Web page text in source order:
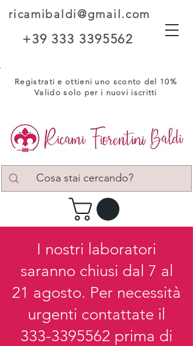
ricamibaldi@gmail.com
+39 333 3395562
Registrati e ottieni uno sconto del 10%
Valido solo per i nuovi iscritti
I nostri laboratori
saranno chiusi dal 7 al
21 agosto. Per necessità
urgenti contattate il
333-3395562 prima di